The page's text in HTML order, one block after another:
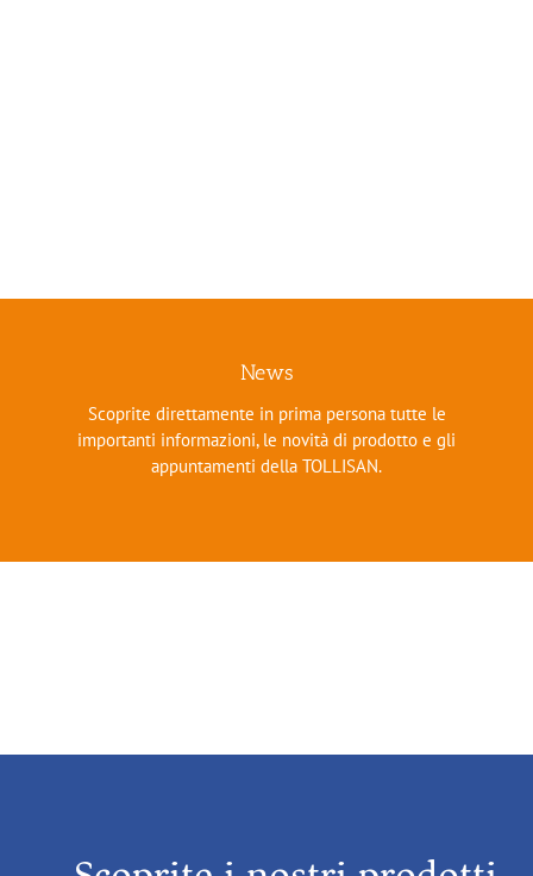
News
Scoprite direttamente in prima persona tutte le
importanti informazioni, le novità di prodotto e gli
appuntamenti della TOLLISAN.